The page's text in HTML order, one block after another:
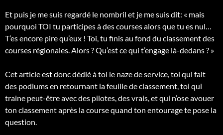
Et puis je me suis regardé le nombril et je me suis dit: « mais
pourquoi TOI tu participes à des courses alors que tu es nul…
T’es encore pire qu’eux ! Toi, tu finis au fond du classement des
courses régionales. Alors ? Qu’est ce qui t’engage là-dedans ? »
Cet article est donc dédié à toi le naze de service, toi qui fait
des podiums en retournant la feuille de classement, toi qui
traine peut-être avec des pilotes, des vrais, et qui n’ose avouer
ton classement après la course quand ton entourage te pose la
question.